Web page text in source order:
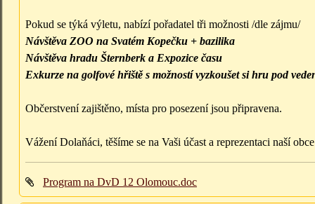
Pokud se týká výletu, nabízí pořadatel tři možnosti /dle zájmu/
Návštěva ZOO na Svatém Kopečku + bazilika
Návštěva hradu Šternberk a Expozice času
Exkurze na golfové hřiště s možností vyzkoušet si hru pod
Občerstvení zajištěno, místa pro posezení jsou připravena.
Vážení Dolaňáci, těšíme se na Vaši účast a reprezentaci naší
Program na DvD 12 Olomouc.doc